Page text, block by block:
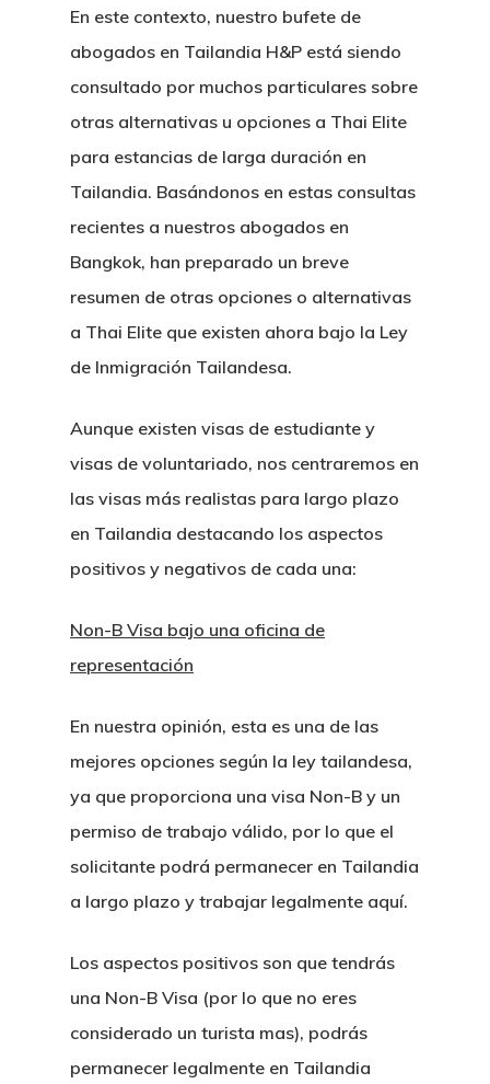
En este contexto, nuestro bufete de
abogados en Tailandia H&P está siendo
consultado por muchos particulares sobre
otras alternativas u opciones a Thai Elite
para estancias de larga duración en
Tailandia. Basándonos en estas consultas
recientes a nuestros abogados en
Bangkok, han preparado un breve
resumen de otras opciones o alternativas
a Thai Elite que existen ahora bajo la Ley
de Inmigración Tailandesa.
Aunque existen visas de estudiante y
visas de voluntariado, nos centraremos en
las visas más realistas para largo plazo
en Tailandia destacando los aspectos
positivos y negativos de cada una:
Non-B Visa bajo una oficina de
representación
En nuestra opinión, esta es una de las
mejores opciones según la ley tailandesa,
ya que proporciona una visa Non-B y un
permiso de trabajo válido, por lo que el
solicitante podrá permanecer en Tailandia
a largo plazo y trabajar legalmente aquí.
Los aspectos positivos son que tendrás
una Non-B Visa (por lo que no eres
considerado un turista mas), podrás
permanecer legalmente en Tailandia